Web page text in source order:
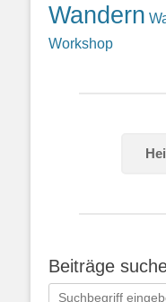
Wandern
Workshop
Beiträge
Suchen